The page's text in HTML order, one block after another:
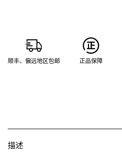
顺丰、偏远地区包邮 正品保障
描述